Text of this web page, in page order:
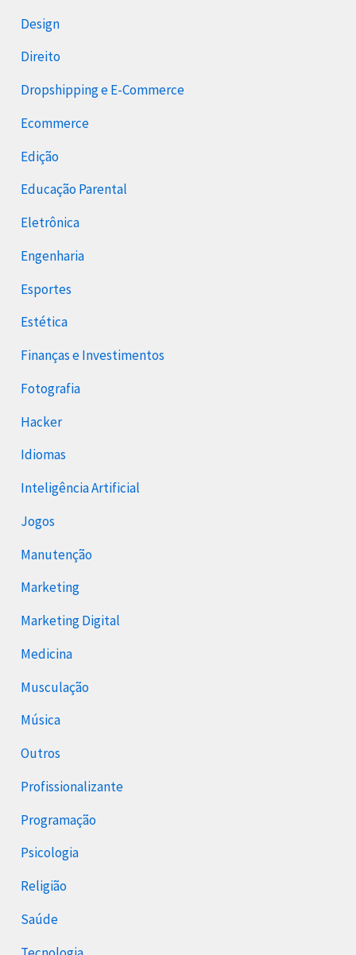
Design
Direito
Dropshipping e E-Commerce
Ecommerce
Edição
Educação Parental
Eletrônica
Engenharia
Esportes
Estética
Finanças e Investimentos
Fotografia
Hacker
Idiomas
Inteligência Artificial
Jogos
Manutenção
Marketing
Marketing Digital
Medicina
Musculação
Música
Outros
Profissionalizante
Programação
Psicologia
Religião
Saúde